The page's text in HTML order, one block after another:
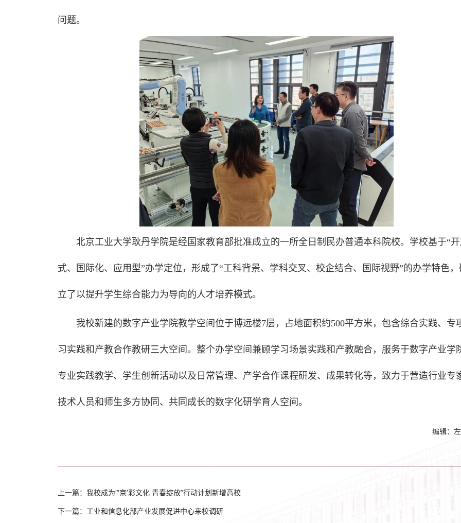
问题。
北京工业大学耿丹学院是经国家教育部批准成立的一所全日制民办普通本科院校。学校基于“
式、国际化、应用型”办学定位，形成了“工科背景、学科交叉、校企结合、国际视野”的办学特色，
立了以提升学生综合能力为导向的人才培养模式。
我校新建的数字产业学院教学空间位于博远楼7层，占地面积约500平方米，包含综合实践、专
习实践和产教合作教研三大空间。整个办学空间兼顾学习场景实践和产教融合，服务于数字产业学
专业实践教学、学生创新活动以及日常管理、产学合作课程研发、成果转化等，致力于营造行业专
技术人员和师生多方协同、共同成长的数字化研学育人空间。
编辑：
上一篇： 我校成为“‘京’彩文化 青春绽放”行动计划新增高校
下一篇： 工业和信息化部产业发展促进中心来校调研